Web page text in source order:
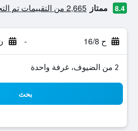
8.4 ممتاز 2,665 من التقييمات تم التحقق منها
ح 16/8 - ن
2 من الضيوف، غرفة واحدة
بحث